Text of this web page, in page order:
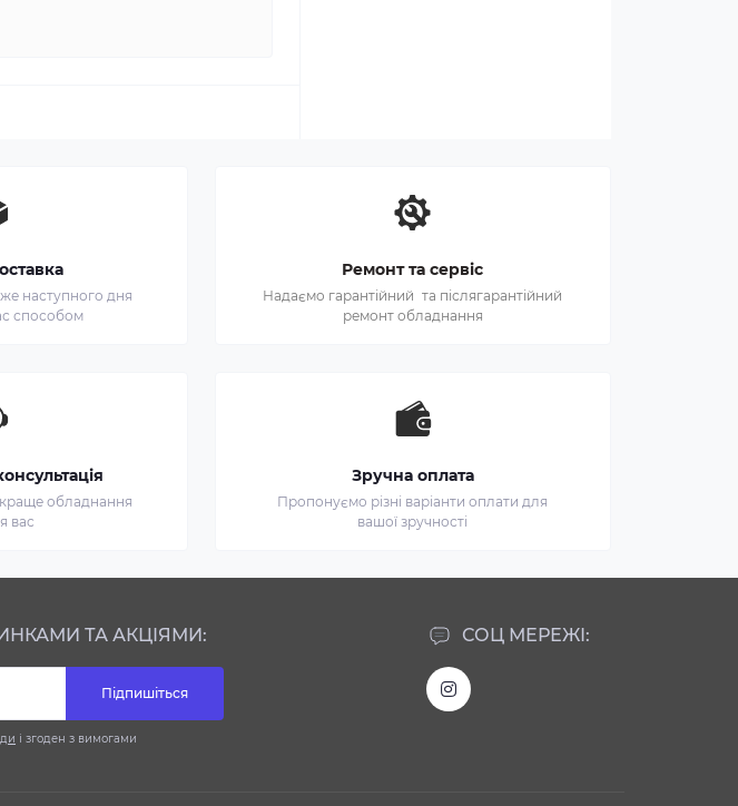
наступного дня
способом
Ремонт та сервіс
Надаємо гарантійний та післягарантійний
ремонт обладнання
обладнання
вас
Зручна оплата
Пропонуємо різні варіанти оплати для
вашої зручності
СОЦ МЕРЕЖІ:
ТА АКЦІЯМИ:
Підпишіться
і згоден з вимогами